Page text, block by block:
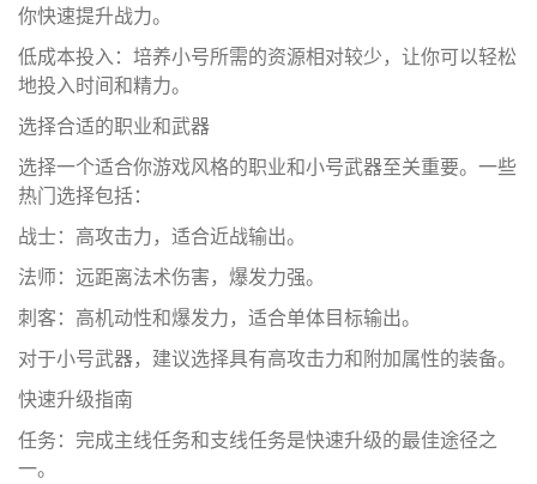
你快速提升战力。
低成本投入：培养小号所需的资源相对较少，让你可以轻松
地投入时间和精力。
选择合适的职业和武器
选择一个适合你游戏风格的职业和小号武器至关重要。一些
热门选择包括：
战士：高攻击力，适合近战输出。
法师：远距离法术伤害，爆发力强。
刺客：高机动性和爆发力，适合单体目标输出。
对于小号武器，建议选择具有高攻击力和附加属性的装备。
快速升级指南
任务：完成主线任务和支线任务是快速升级的最佳途径之
一。